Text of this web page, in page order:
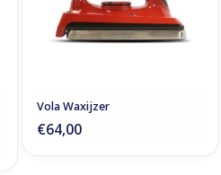
Vola Waxijzer
€64,00